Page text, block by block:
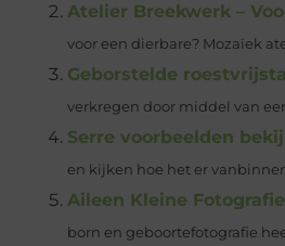
Atelier Breekwerk –
voor een dierbare? Mozaïek
Geborstelde
verkregen door middel van
Serre voorbeelden
en kijken hoe het er
Aileen Kleine
born en geboortefotografie